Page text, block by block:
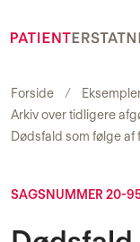
Forside
Arkiv over tidligere
Dødsfald som følge
SAGSNUMMER 20-